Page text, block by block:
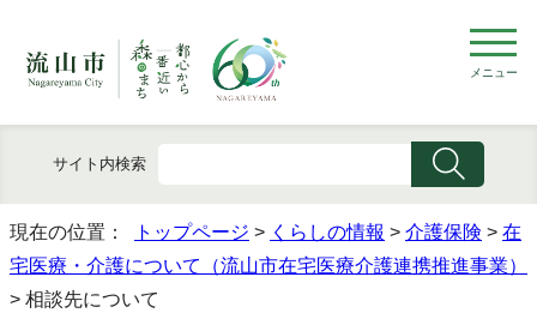
メニュー
サイト内検索
現在の位置： トップページ > くらしの情報 > 介護保険 > 在
宅医療・介護について（流山市在宅医療介護連携推進事業）
> 相談先について